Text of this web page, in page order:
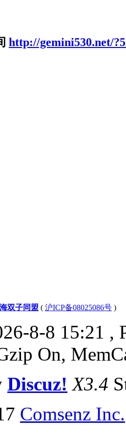
http://gemini530.net/
双子同盟 ( 沪ICP备08025086号 )
8-8 15:21 ,
On,
Discuz! X3.4
Comsenz Inc.